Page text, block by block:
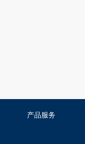
产品服务